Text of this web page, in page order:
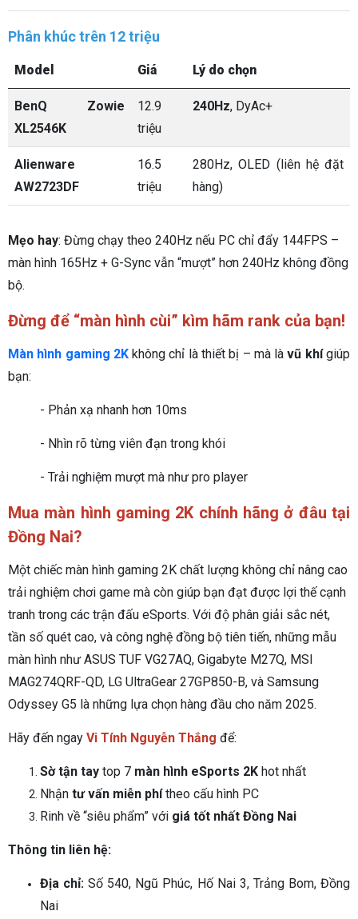
Phân khúc trên 12 triệu
Model Giá Lý do chọn
BenQ Zowie
XL2546K
12.9
triệu
240Hz, DyAc+
Alienware
AW2723DF
16.5
triệu
280Hz, OLED (liên hệ đặt
hàng)
Mẹo hay: Đừng chạy theo 240Hz nếu PC chỉ đẩy 144FPS –
màn hình 165Hz + G-Sync vẫn “mượt” hơn 240Hz không đồng
bộ.
Đừng để “màn hình cùi” kìm hãm rank của bạn!
Màn hình gaming 2Kkhông chỉ là thiết bị – mà làvũ khígiúp
bạn:
- Phản xạ nhanh hơn 10ms
- Nhìn rõ từng viên đạn trong khói
- Trải nghiệm mượt mà như pro player
Mua màn hình gaming 2K chính hãng ở đâu tại
Đồng Nai?
Một chiếc màn hình gaming 2K chất lượng không chỉ nâng cao
trải nghiệm chơi game mà còn giúp bạn đạt được lợi thế cạnh
tranh trong các trận đấu eSports. Với độ phân giải sắc nét,
tần số quét cao, và công nghệ đồng bộ tiên tiến, những mẫu
màn hình như ASUS TUF VG27AQ, Gigabyte M27Q, MSI
MAG274QRF-QD, LG UltraGear 27GP850-B, và Samsung
Odyssey G5 là những lựa chọn hàng đầu cho năm 2025.
Hãy đến ngay Vi Tính Nguyễn Thắng để:
Sờ tận tay top 7 màn hình eSports 2K hot nhất
Nhận tư vấn miễn phítheo cấu hình PC
Rinh về “siêu phẩm” với giá tốt nhất Đồng Nai
Thông tin liên hệ:
Địa chỉ: Số 540, Ngũ Phúc, Hố Nai 3, Trảng Bom, Đồng
Nai